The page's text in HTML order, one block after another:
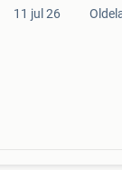
11 jul 26